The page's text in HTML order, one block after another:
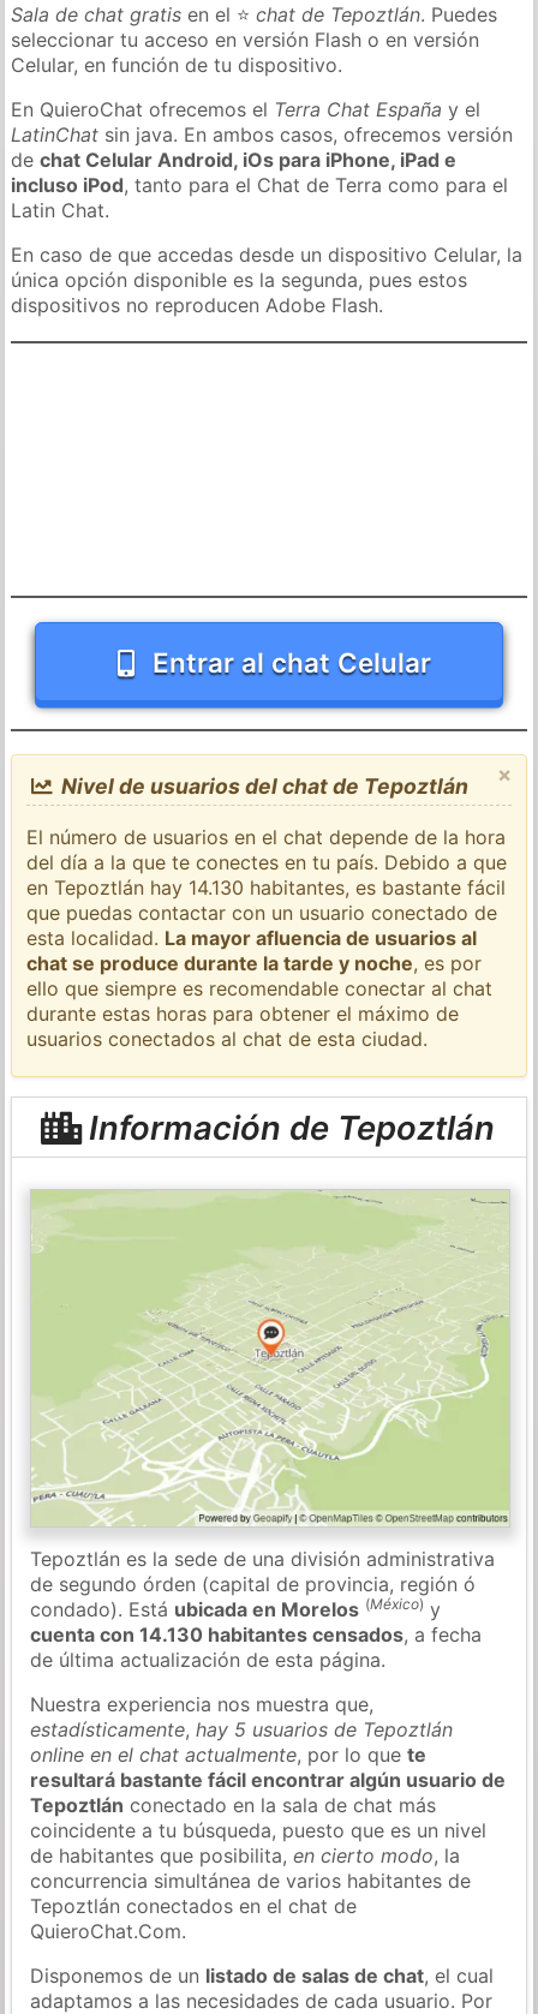
Sala de chat gratis en el ⭐chat de Tepoztlán. Puedes
seleccionar tu acceso en versión Flash o en versión
Celular, en función de tu dispositivo.
En QuieroChat ofrecemos el Terra Chat España y el
LatinChat sin java. En ambos casos, ofrecemos versión
dechat Celular Android, iOs para iPhone, iPad e
incluso iPod, tanto para el Chat de Terra como para el
Latin Chat.
En caso de que accedas desde un dispositivo Celular, la
única opción disponible es la segunda, pues estos
dispositivos no reproducen Adobe Flash.
Entrar al chat Celular
×
Nivel de usuarios del chat de Tepoztlán
El número de usuarios en el chat depende de la hora
del día a la que te conectes en tu país. Debido a que
en Tepoztlán hay 14.130 habitantes, es bastante fácil
que puedas contactar con un usuario conectado de
esta localidad. La mayor afluencia de usuarios al
chat se produce durante la tarde y noche, es por
ello que siempre es recomendable conectar al chat
durante estas horas para obtener el máximo de
usuarios conectados al chat de esta ciudad.
Información de Tepoztlán
Tepoztlán es la sede de una división administrativa
de segundo órden (capital de provincia, región ó
condado). Está ubicada en Morelos (México) y
cuenta con 14.130 habitantes censados, a fecha
de última actualización de esta página.
Nuestra experiencia nos muestra que,
estadísticamente,hay 5 usuarios de Tepoztlán
online en el chat actualmente, por lo quete
resultará bastante fácil encontrar algún usuario de
Tepoztlán conectado en la sala de chat más
coincidente a tu búsqueda, puesto que es un nivel
de habitantes que posibilita,en cierto modo, la
concurrencia simultánea de varios habitantes de
Tepoztlán conectados en el chat de
QuieroChat.Com.
Disponemos de un listado de salas de chat, el cual
adaptamos a las necesidades de cada usuario. Por